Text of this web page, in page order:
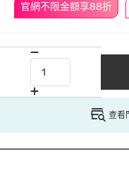
官網不限金額享88折
查看